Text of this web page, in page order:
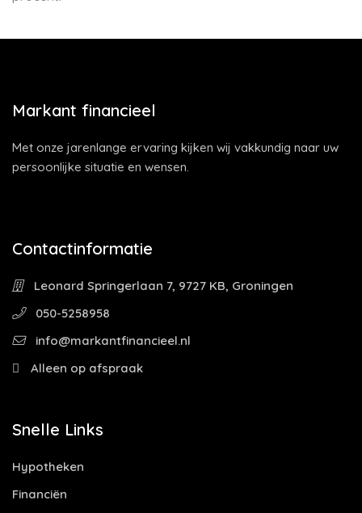
Markant financieel
Met onze jarenlange ervaring kijken wij vakkundig naar uw
persoonlijke situatie en wensen.
Contactinformatie
Leonard Springerlaan 7, 9727 KB, Groningen
050-5258958
info@markantfinancieel.nl
Alleen op afspraak
Snelle Links
Hypotheken
Financiën